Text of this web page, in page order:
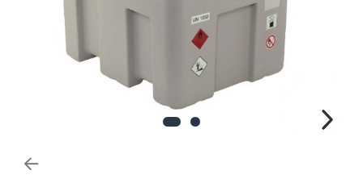
Rezervoare stationare
supraterane din plastic
Rezervoare stationare
supraterane din tabla
Rezervoare stationare